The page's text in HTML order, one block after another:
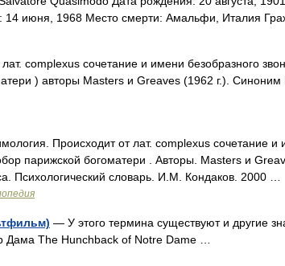
14 июня, 1968 Место смерти: Амальфи, Италия
cоmplexus сочетание и имени безобразного
) авторы Masters и Greaves (1962 г.). Синоним
Происходит от лат. cоmplexus сочетание и
парижской богоматери . Авторы. Masters и
Психологический словарь. И.М. Кондаков. 2000 …
— У этого термина существуют и другие
Дама The Hunchback of Notre Dame …